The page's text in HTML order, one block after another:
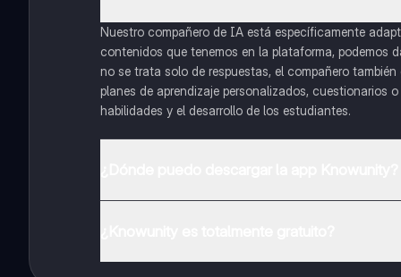
Nuestro compañero de IA está específicamente
contenidos que tenemos en la plataforma, podemos
no se trata solo de respuestas, el compañero
planes de aprendizaje personalizados, cuestionarios
habilidades y el desarrollo de los estudiantes.